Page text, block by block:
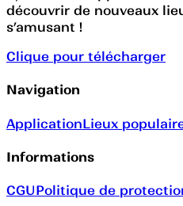
découvrir de nouveaux
s’amusant !
Clique pour télécharger
Navigation
ApplicationLieux
Informations
CGUPolitique de